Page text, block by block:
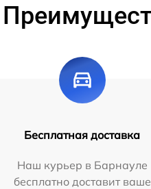
Бесплатная доставка
Наш курьер в Барнауле
бесплатно доставит ваше